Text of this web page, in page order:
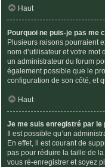
Haut
Pourquoi ne puis-je pas me
Plusieurs raisons pourraient
nom d’utilisateur et votre mot
un administrateur du forum
également possible que le
configuration de son côté, et
Haut
Je me suis enregistré par le
Il est possible qu’un
En effet, il est courant de
pas pour réduire la taille de
vous ré-enregistrer et soyez